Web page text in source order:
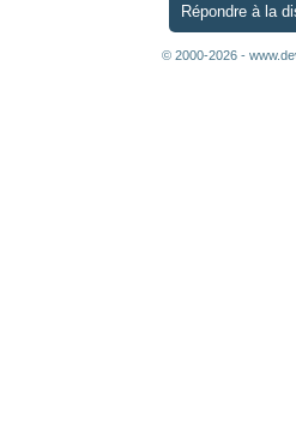
Répondre à la
© 2000-2026 -